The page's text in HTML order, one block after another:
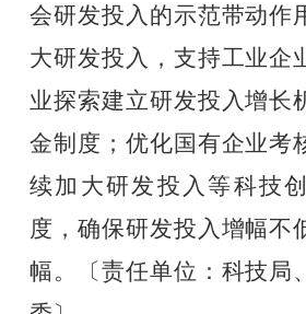
会研发投入的示范带动作
大研发投入，支持工业企
业探索建立研发投入增长
金制度；优化国有企业考
续加大研发投入等科技
度，确保研发投入增幅不
幅。〔责任单位：科技局